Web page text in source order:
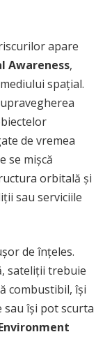
apare
Awareness,
spațial.
de vremea
se mișcă
orbitală și
sau serviciile
de înțeles.
sateliții trebuie
combustibil, își
își pot scurta